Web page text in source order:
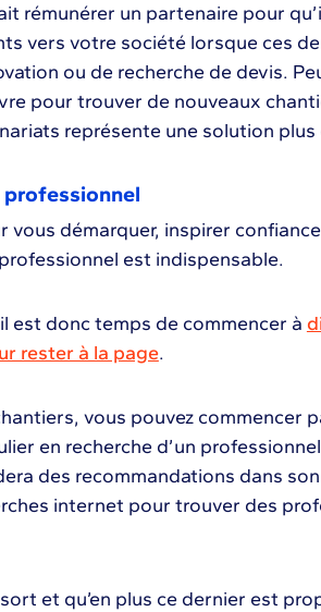
rémunérer un partenaire pour
vers votre société lorsque ces
ou de recherche de devis.
pour trouver de nouveaux
représente une solution plus
vous démarquer, inspirer
est indispensable.
est donc temps de commencer à
rester à la page.
vous pouvez commencer
en recherche d’un
des recommandations dans
internet pour trouver des
et qu’en plus ce dernier est